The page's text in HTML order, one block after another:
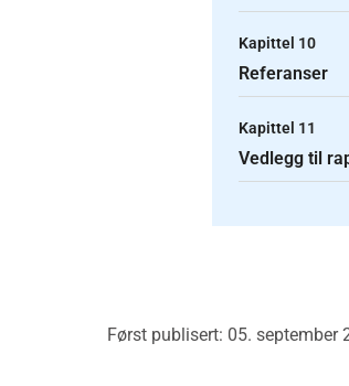
Kapittel 10
Referanser
Kapittel 11
Vedlegg til
Først publisert: 05. september